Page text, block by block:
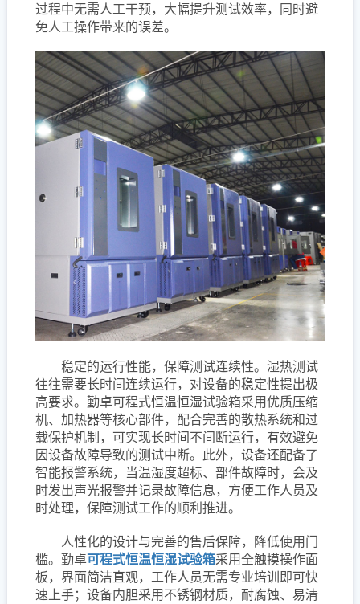
过程中无需人工干预，大幅提升测试效率，同时避
免人工操作带来的误差。
稳定的运行性能，保障测试连续性。湿热测试
往往需要长时间连续运行，对设备的稳定性提出极
高要求。勤卓可程式恒温恒湿试验箱采用优质压缩
机、加热器等核心部件，配合完善的散热系统和过
载保护机制，可实现长时间不间断运行，有效避免
因设备故障导致的测试中断。此外，设备还配备了
智能报警系统，当温湿度超标、部件故障时，会及
时发出声光报警并记录故障信息，方便工作人员及
时处理，保障测试工作的顺利推进。
人性化的设计与完善的售后保障，降低使用门
槛。勤卓可程式恒温恒湿试验箱采用全触摸操作面
板，界面简洁直观，工作人员无需专业培训即可快
速上手；设备内胆采用不锈钢材质，耐腐蚀、易清